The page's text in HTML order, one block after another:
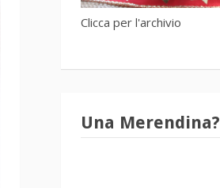
Clicca per l'archivio
Una Merendina?